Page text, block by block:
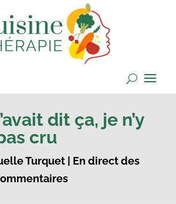
dit ça, je n’y
cru
Turquet| En direct des